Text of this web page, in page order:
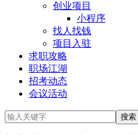
创业项目
小程序
找人找钱
项目入驻
求职攻略
职场江湖
招考动态
会议活动